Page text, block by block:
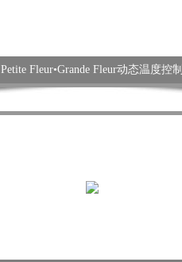
Petite Fleur•Grande Fleur动态温度控制